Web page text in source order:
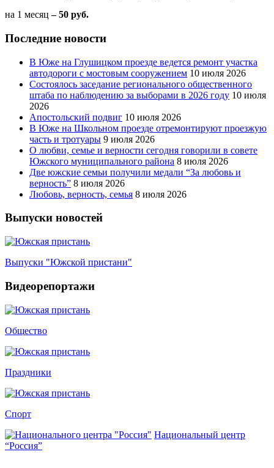
на 1 месяц – 50 руб.
Последние новости
В Юже на Глушицком проезде ведется ремонт участка
автодороги с мостовым сооружением 10 июля 2026
Состоялось заседание регионального общественного
штаба по наблюдению за выборами в 2026 году 10 июля
2026
Апостольский подвиг 10 июля 2026
В Юже на Школьном проезде отремонтируют проезжую
часть и тротуары 9 июля 2026
О любви, семье и верности сегодня говорили в совете
Южского муниципального района 8 июля 2026
Две южские семьи получили медали “За любовь и
верность” 8 июля 2026
Любовь, верность, семья 8 июля 2026
Выпуски новостей
Выпуски "Южской пристани"
Видеорепортажи
Общество
Праздники
Спорт
Национальный центр
“Россия”